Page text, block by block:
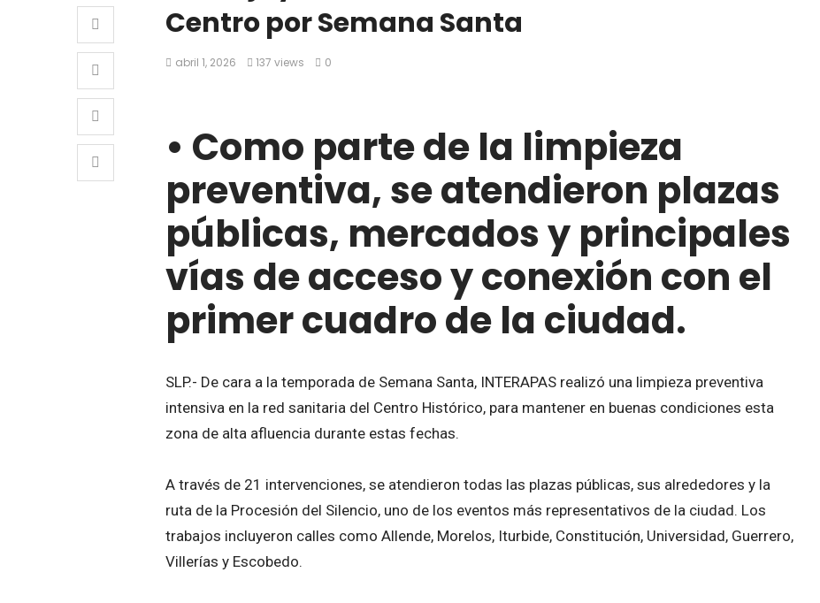
Centro por Semana Santa
abril 1, 2026 137 views 0
• Como parte de la limpieza
preventiva, se atendieron plazas
públicas, mercados y principales
vías de acceso y conexión con el
primer cuadro de la ciudad.
SLP.- De cara a la temporada de Semana Santa, INTERAPAS realizó una limpieza preventiva
intensiva en la red sanitaria del Centro Histórico, para mantener en buenas condiciones esta
zona de alta afluencia durante estas fechas.
A través de 21 intervenciones, se atendieron todas las plazas públicas, sus alrededores y la
ruta de la Procesión del Silencio, uno de los eventos más representativos de la ciudad. Los
trabajos incluyeron calles como Allende, Morelos, Iturbide, Constitución, Universidad, Guerrero,
Villerías y Escobedo.